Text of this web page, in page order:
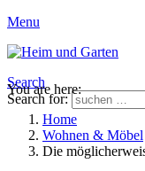
Menu
Search
Search for:
You are here:
Home
Wohnen & Möbel
Die